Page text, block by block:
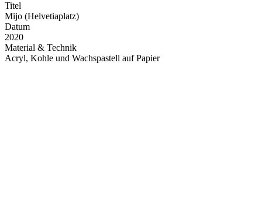
Titel
Mijo (Helvetiaplatz)
Datum
2020
Material & Technik
Acryl, Kohle und Wachspastell auf Papier